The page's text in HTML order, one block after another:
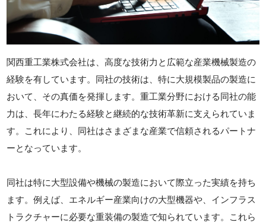
関西重工業株式会社は、高度な技術力と広範な産業機械製造の
経験を有しています。同社の技術は、特に大規模製品の製造に
おいて、その真価を発揮します。重工業分野における同社の能
力は、長年にわたる経験と継続的な技術革新に支えられていま
す。これにより、同社はさまざまな産業で信頼されるパートナ
ーとなっています。
同社は特に大型設備や機械の製造において際立った実績を持ち
ます。例えば、エネルギー産業向けの大型機器や、インフラス
トラクチャーに必要な重装備の製造で知られています。これら